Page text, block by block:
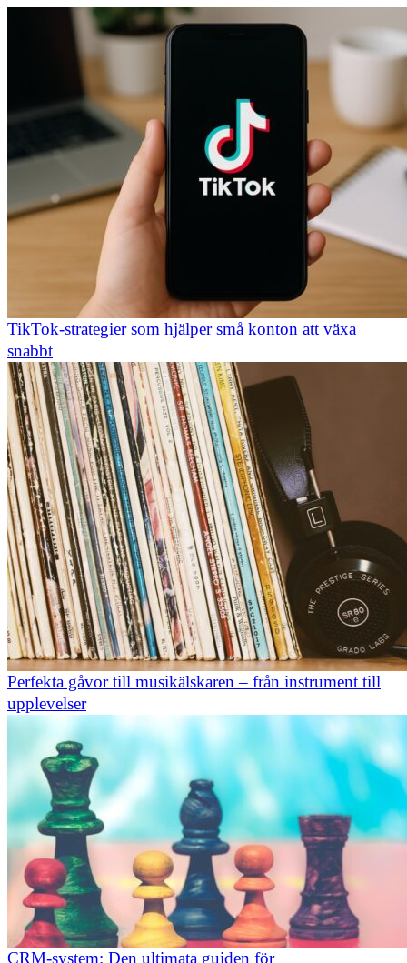
TikTok-strategier som hjälper små konton att växa
snabbt
Perfekta gåvor till musikälskaren – från instrument till
upplevelser
CRM-system: Den ultimata guiden för